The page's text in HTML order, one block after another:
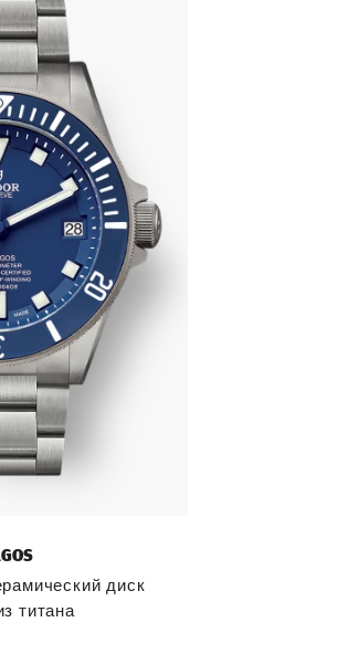
диск
титана